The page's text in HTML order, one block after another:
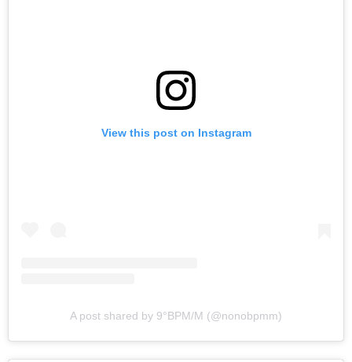
View this post on Instagram
A post shared by 9°BPM/M (@nonobpmm)